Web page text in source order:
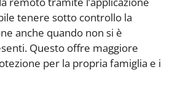
tenere sotto controllo la
anche quando non si è
Questo offre maggiore
per la propria famiglia e i